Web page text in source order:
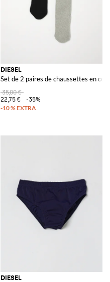
DIESEL
Set de 2 paires de chaussettes en
35,00 €
22,75 €
-35%
DIESEL